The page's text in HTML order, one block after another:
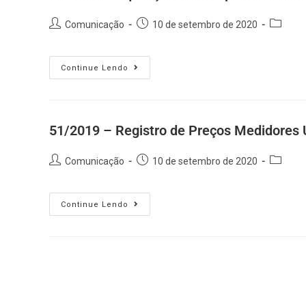
Comunicação 10 de setembro de 2020
Continue Lendo
51/2019 – Registro de Preços Medidores
Comunicação 10 de setembro de 2020
Continue Lendo